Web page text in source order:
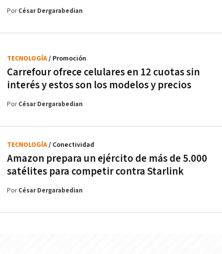
PorCésar Dergarabedian
Carrefour ofrece celulares en 12 cuotas sin
interés y estos son los modelos y precios
TECNOLOGÍA/ Promoción
PorCésar Dergarabedian
Amazon prepara un ejército de más de 5.000
satélites para competir contra Starlink
TECNOLOGÍA/ Conectividad
PorCésar Dergarabedian